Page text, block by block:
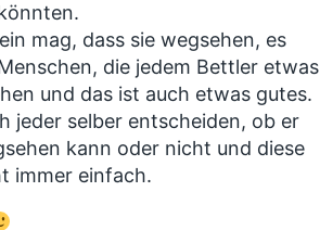
mag, dass sie wegsehen, es
die jedem Bettler etwas
und das ist auch etwas gutes.
jeder selber entscheiden, ob er
kann oder nicht und diese
immer einfach.